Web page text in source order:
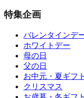
特集企画
バレンタインデ
ホワイトデー
母の日
父の日
お中元・夏ギフト
クリスマス